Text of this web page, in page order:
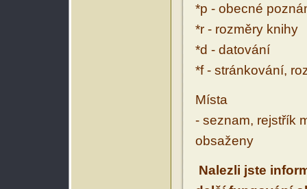
*p - obecné
*r - rozměry knihy
*d - datování
*f - stránkování,
Místa
- seznam, rejstřík
obsaženy
Nalezli jste